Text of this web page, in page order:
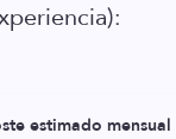
estimado